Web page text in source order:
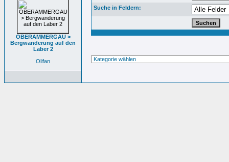
OBERAMMERGAU >
Bergwanderung auf den
Laber 2
Olifan
Suche in Feldern: